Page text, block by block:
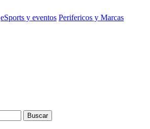
eSports y eventos Perifericos y Marcas